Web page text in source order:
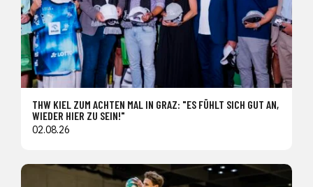
THW KIEL ZUM ACHTEN MAL IN GRAZ: "ES FÜHLT SICH GUT AN,
WIEDER HIER ZU SEIN!"
02.08.26